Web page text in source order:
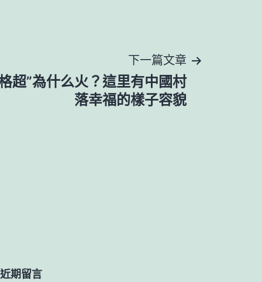
下一篇文章
超”為什么火？這里有中國村
落幸福的樣子容貌
近期留言